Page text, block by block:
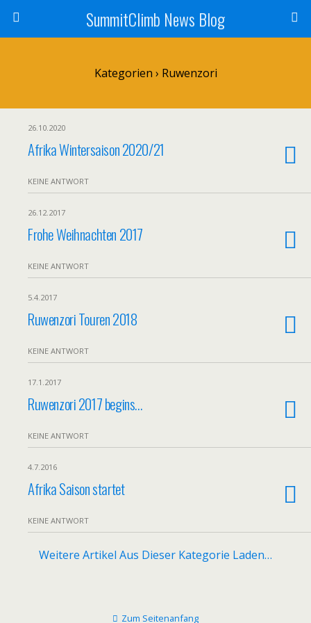
SummitClimb News Blog
Kategorien › Ruwenzori
26.10.2020
Afrika Wintersaison 2020/21
KEINE ANTWORT
26.12.2017
Frohe Weihnachten 2017
KEINE ANTWORT
5.4.2017
Ruwenzori Touren 2018
KEINE ANTWORT
17.1.2017
Ruwenzori 2017 begins…
KEINE ANTWORT
4.7.2016
Afrika Saison startet
KEINE ANTWORT
Weitere Artikel Aus Dieser Kategorie Laden…
Zum Seitenanfang